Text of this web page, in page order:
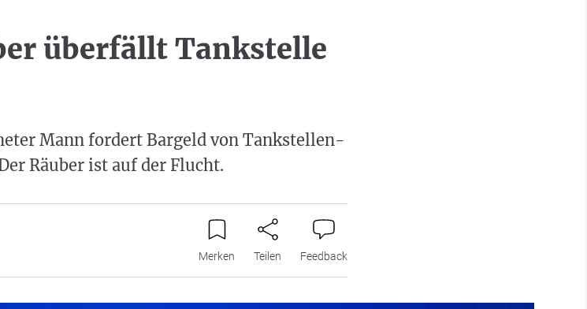
überfällt Tankstelle
Mann fordert Bargeld von Tankstellen-
Räuber ist auf der Flucht.
Merken Teilen Feedback